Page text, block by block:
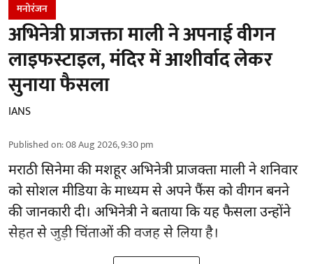
मनोरंजन
अभिनेत्री प्राजक्ता माली ने अपनाई वीगन
लाइफस्टाइल, मंदिर में आशीर्वाद लेकर
सुनाया फैसला
IANS
Published on:08 Aug 2026, 9:30 pm
मराठी सिनेमा की मशहूरअभिनेत्रीप्राजक्ता माली ने शनिवार
को सोशल मीडिया के माध्यम से अपने फैंस को वीगन बनने
की जानकारी दी। अभिनेत्री ने बताया कि यह फैसला उन्होंने
सेहत से जुड़ी चिंताओं की वजह से लिया है।